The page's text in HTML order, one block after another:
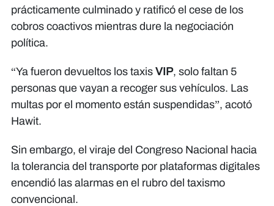
prácticamente culminado y ratificó el cese de los
cobros coactivos mientras dure la negociación
política.
​“Ya fueron devueltos los taxis VIP, solo faltan 5
personas que vayan a recoger sus vehículos. Las
multas por el momento están suspendidas”, acotó
Hawit.
​Sin embargo, el viraje del Congreso Nacional hacia
la tolerancia del transporte por plataformas digitales
encendió las alarmas en el rubro del taxismo
convencional.